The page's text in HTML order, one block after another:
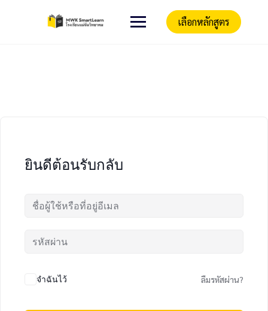
เลือกหลักสูตร
ยินดีต้อนรับกลับ
จำฉันไว้ ลืมรหัสผ่าน?